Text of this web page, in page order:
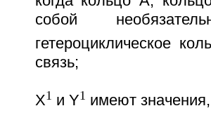
собой
гетероциклическое
связь;
X1 и Y1 имеют